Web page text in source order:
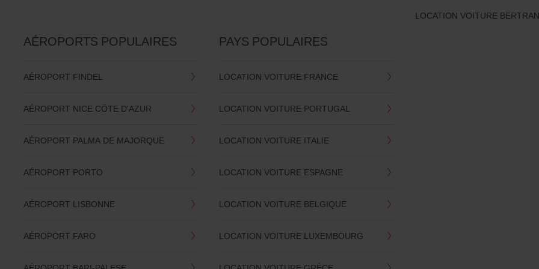
LOCATION VOITURE
AÉROPORTS POPULAIRES
AÉROPORT FINDEL
AÉROPORT NICE CÖTE D'AZUR
AÉROPORT PALMA DE MAJORQUE
AÉROPORT PORTO
AÉROPORT LISBONNE
AÉROPORT FARO
PAYS POPULAIRES
LOCATION VOITURE FRANCE
LOCATION VOITURE PORTUGAL
LOCATION VOITURE ITALIE
LOCATION VOITURE ESPAGNE
LOCATION VOITURE BELGIQUE
LOCATION VOITURE LUXEMBOURG